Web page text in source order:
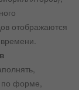
отображаются
по форме,